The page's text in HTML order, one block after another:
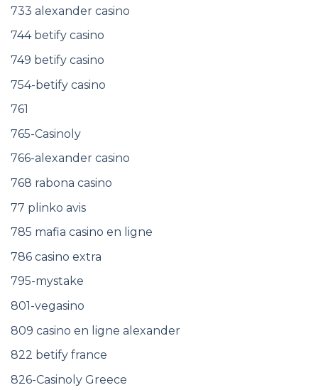
733 alexander casino
744 betify casino
749 betify casino
754-betify casino
761
765-Casinoly
766-alexander casino
768 rabona casino
77 plinko avis
785 mafia casino en ligne
786 casino extra
795-mystake
801-vegasino
809 casino en ligne alexander
822 betify france
826-Casinoly Greece